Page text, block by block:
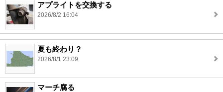
アプライトを交換する
2026/8/2 16:04
夏も終わり？
2026/8/1 23:09
マーチ腐る